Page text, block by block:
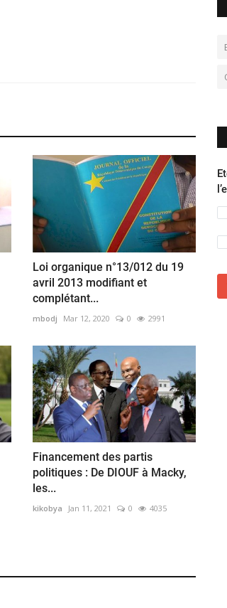
Loi organique n°13/012 du 19
avril 2013 modifiant et
complétant...
mbodj Mar 12, 2020 0 2991
Financement des partis
politiques : De DIOUF à Macky,
les...
kikobya Jan 11, 2021 0 4035